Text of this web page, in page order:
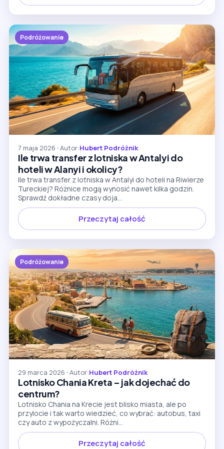
Podróżowanie
7 maja 2026 •Autor:Hubert Podróżnik
Ile trwa transfer z lotniska w Antalyi do
hoteli w Alanyi i okolicy?
Ile trwa transfer z lotniska w Antalyi do hoteli na Riwierze
Tureckiej? Różnice mogą wynosić nawet kilka godzin.
Sprawdź dokładne czasy doja...
Przeczytaj całość
Podróżowanie
29 marca 2026 •Autor:Hubert Podróżnik
Lotnisko Chania Kreta – jak dojechać do
centrum?
Lotnisko Chania na Krecie jest blisko miasta, ale po
przylocie i tak warto wiedzieć, co wybrać: autobus, taxi
czy auto z wypożyczalni. Różni...
Przeczytaj całość